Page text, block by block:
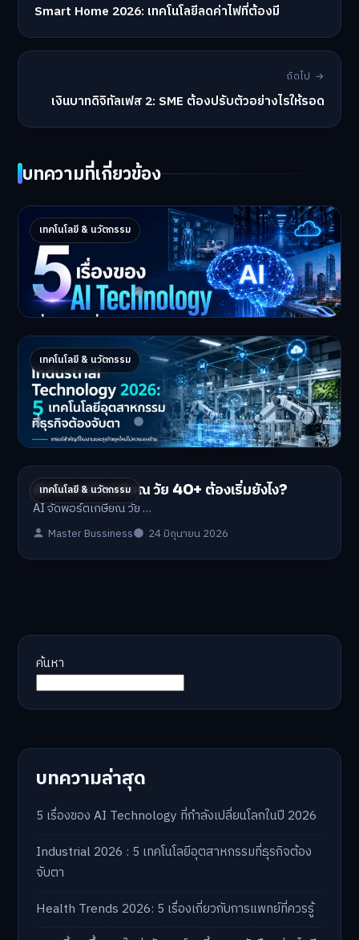
Smart Home 2026: เทคโนโลยีลดค่าไฟที่ต้องมี
ถัดไป →
เงินบาทดิจิทัลเฟส 2: SME ต้องปรับตัวอย่างไรให้รอด
บทความที่เกี่ยวข้อง
เทคโนโลยี & นวัตกรรม
5 เรื่องของ AI Technology ที่กำลังเปลี่ยนโลก
ในปี 2026
5 AI Technology ที่กำล…
Master Bussiness 2 กรกฎาคม 2026
เทคโนโลยี & นวัตกรรม
Industrial 2026 : 5 เทคโนโลยีอุตสาหกรรมที่
ธุรกิจต้องจับตา
Industrial Technology …
Master Bussiness 1 กรกฎาคม 2026
เทคโนโลยี & นวัตกรรม
AI จัดพอร์ตเกษียณ วัย 40+ ต้องเริ่มยังไง?
AI จัดพอร์ตเกษียณ วัย …
Master Bussiness 24 มิถุนายน 2026
ค้นหา
บทความล่าสุด
5 เรื่องของ AI Technology ที่กำลังเปลี่ยนโลกในปี 2026
Industrial 2026 : 5 เทคโนโลยีอุตสาหกรรมที่ธุรกิจต้อง
จับตา
Health Trends 2026: 5 เรื่องเกี่ยวกับการแพทย์ที่ควรรู้